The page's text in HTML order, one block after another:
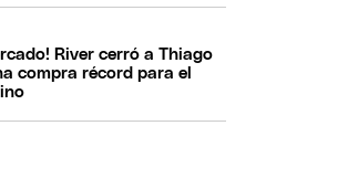
River cerró a Thiago
compra récord para el